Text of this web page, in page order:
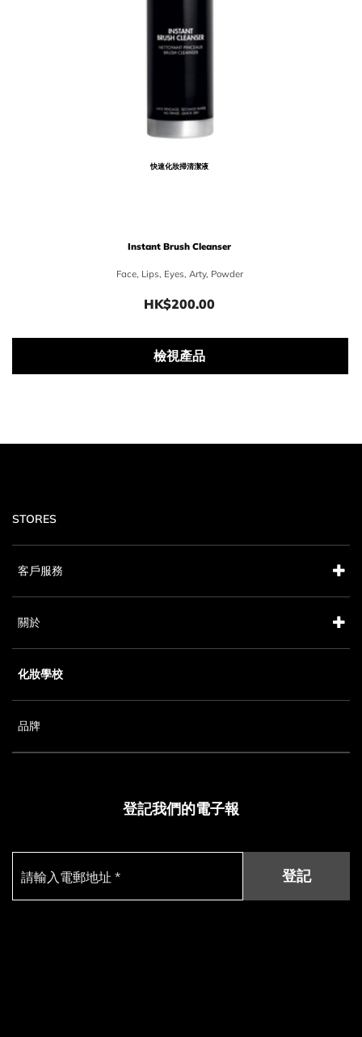
快速化妝掃清潔液
Instant Brush Cleanser
Face, Lips, Eyes, Arty, Powder
HK$200.00Price HK$200.00
檢視產品
STORES
客戶服務
關於
化妝學校
品牌
登記我們的電子報
登記